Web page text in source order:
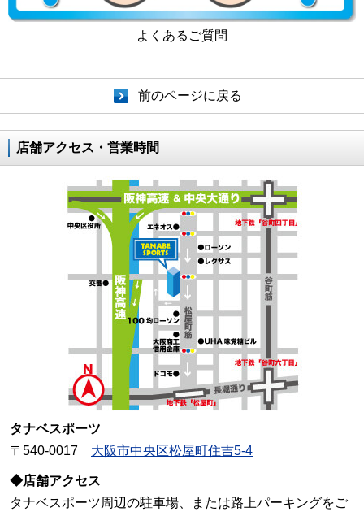
よくあるご質問
前のページに戻る
店舗アクセス・営業時間
タナベスポーツ
〒540-0017 大阪市中央区松屋町住吉5-4
◆店舗アクセス
タナベスポーツ周辺の駐車場、または路上パーキングをご